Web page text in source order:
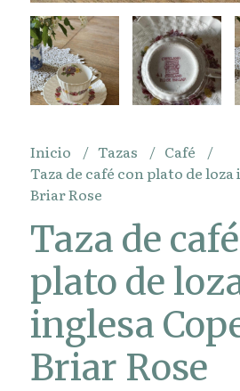
Inicio Tazas
Café
Taza de café con plato de
Briar Rose
Taza de
plato de
inglesa
Briar Rose